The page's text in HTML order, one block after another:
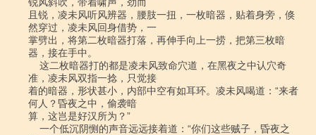
且锐，凌未风听风辨器，腰肢一扭，一枚暗器，贴着身旁，倏
然穿过，凌未风回身借势，一
掌劈出，将第二枚暗器打落，再伸手向上一捞，把第三枚暗
器，接在手中。
准，凌未风双指一捻，只觉接
着的暗器，形状甚小，内部中空有如耳环。凌未风喝道：“来者
何人？昏夜之中，偷袭暗
算，这岂是好汉所为？”